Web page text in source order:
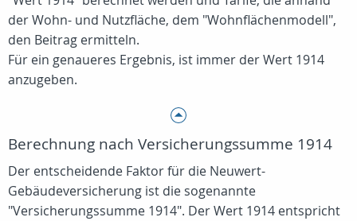
der Wohn- und Nutzfläche, dem "Wohnflächenmodell",
den Beitrag ermitteln.
Für ein genaueres Ergebnis, ist immer der Wert 1914
anzugeben.
Berechnung nach Versicherungssumme 1914
Der entscheidende Faktor für die Neuwert-
Gebäudeversicherung ist die sogenannte
"Versicherungssumme 1914". Der Wert 1914 entspricht